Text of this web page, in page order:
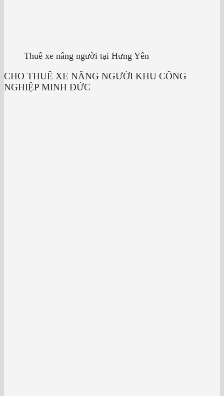
Thuê xe nâng người tại Hưng Yên
CHO THUÊ XE NÂNG NGƯỜI KHU CÔNG
NGHIỆP MINH ĐỨC